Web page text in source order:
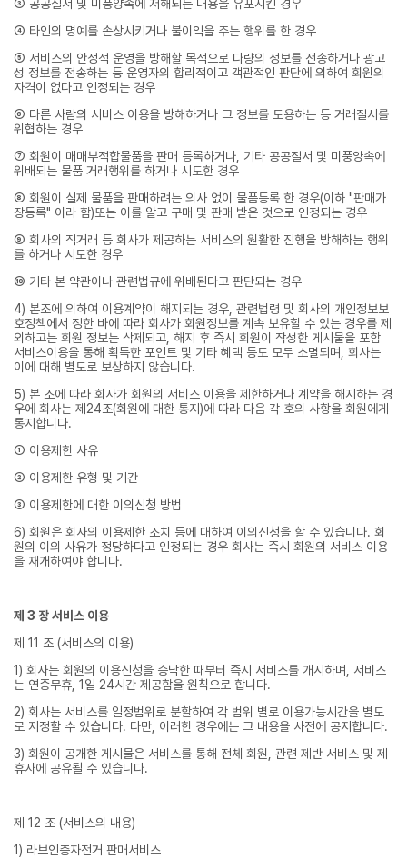
③ 공공질서 및 미풍양속에 저해되는 내용을 유포시킨 경우
④ 타인의 명예를 손상시키거나 불이익을 주는 행위를 한 경우
⑤ 서비스의 안정적 운영을 방해할 목적으로 다량의 정보를 전송하거나 광고
성 정보를 전송하는 등 운영자의 합리적이고 객관적인 판단에 의하여 회원의
자격이 없다고 인정되는 경우
⑥ 다른 사람의 서비스 이용을 방해하거나 그 정보를 도용하는 등 거래질서를
위협하는 경우
⑦ 회원이 매매부적합물품을 판매 등록하거나, 기타 공공질서 및 미풍양속에
위배되는 물품 거래행위를 하거나 시도한 경우
⑧ 회원이 실제 물품을 판매하려는 의사 없이 물품등록 한 경우(이하 "판매가
장등록" 이라 함)또는 이를 알고 구매 및 판매 받은 것으로 인정되는 경우
⑨ 회사의 직거래 등 회사가 제공하는 서비스의 원활한 진행을 방해하는 행위
를 하거나 시도한 경우
⑩ 기타 본 약관이나 관련법규에 위배된다고 판단되는 경우
4) 본조에 의하여 이용계약이 해지되는 경우, 관련법령 및 회사의 개인정보보
호정책에서 정한 바에 따라 회사가 회원정보를 계속 보유할 수 있는 경우를 제
외하고는 회원 정보는 삭제되고, 해지 후 즉시 회원이 작성한 게시물을 포함
서비스이용을 통해 획득한 포인트 및 기타 혜택 등도 모두 소멸되며, 회사는
이에 대해 별도로 보상하지 않습니다.
5) 본 조에 따라 회사가 회원의 서비스 이용을 제한하거나 계약을 해지하는 경
우에 회사는 제24조(회원에 대한 통지)에 따라 다음 각 호의 사항을 회원에게
통지합니다.
① 이용제한 사유
② 이용제한 유형 및 기간
③ 이용제한에 대한 이의신청 방법
6) 회원은 회사의 이용제한 조치 등에 대하여 이의신청을 할 수 있습니다. 회
원의 이의 사유가 정당하다고 인정되는 경우 회사는 즉시 회원의 서비스 이용
을 재개하여야 합니다.
제 3 장 서비스 이용
제 11 조 (서비스의 이용)
1) 회사는 회원의 이용신청을 승낙한 때부터 즉시 서비스를 개시하며, 서비스
는 연중무휴, 1일 24시간 제공함을 원칙으로 합니다.
2) 회사는 서비스를 일정범위로 분할하여 각 범위 별로 이용가능시간을 별도
로 지정할 수 있습니다. 다만, 이러한 경우에는 그 내용을 사전에 공지합니다.
3) 회원이 공개한 게시물은 서비스를 통해 전체 회원, 관련 제반 서비스 및 제
휴사에 공유될 수 있습니다.
제 12 조 (서비스의 내용)
1) 라브인증자전거 판매서비스